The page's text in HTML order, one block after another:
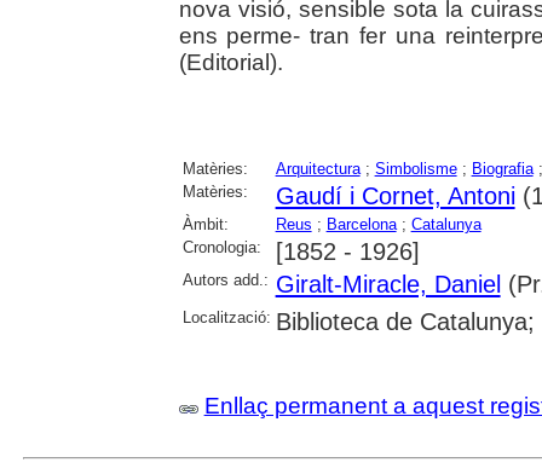
nova visió, sensible sota la
ens perme- tran fer una
(Editorial).
Matèries: Arquitectura; Simbolisme; Biografia
Matèries:
Gaudí i Cornet, Antoni
Àmbit: Reus ; Barcelona; Catalunya
Cronologia:
[1852 - 1926]
Autors add.: Giralt-Miracle, Daniel
Localització: Biblioteca de
Enllaç permanent a aquest